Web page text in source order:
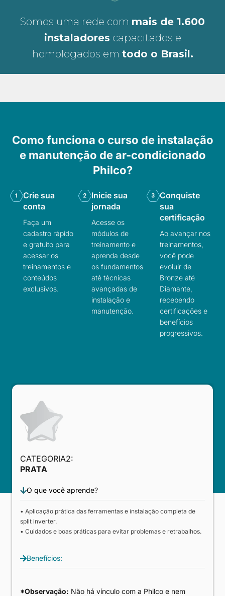
Somos uma rede com mais de 1.600
instaladores capacitados e
homologados em todo o Brasil.
Como funciona o curso de instalação
e manutenção de ar-condicionado
Philco?
Crie sua
conta
Faça um
cadastro rápido
e gratuito para
acessar os
treinamentos e
conteúdos
exclusivos.
Inicie sua
jornada
Acesse os
módulos de
treinamento e
aprenda desde
os fundamentos
até técnicas
avançadas de
instalação e
manutenção.
Conquiste
sua
certificação
Ao avançar nos
treinamentos,
você pode
evoluir de
Bronze até
Diamante,
recebendo
certificações e
benefícios
progressivos.
CATEGORIA2:
PRATA
O que você aprende?
• Aplicação prática das ferramentas e instalação completa de
split inverter.
• Cuidados e boas práticas para evitar problemas e retrabalhos.
Benefícios:
*Observação: Não há vínculo com a Philco e nem